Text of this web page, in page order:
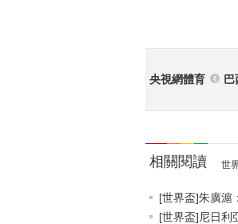
央視網體育
相關閱讀 世
[世界盃]朱廣滬
[世界盃]尼日利